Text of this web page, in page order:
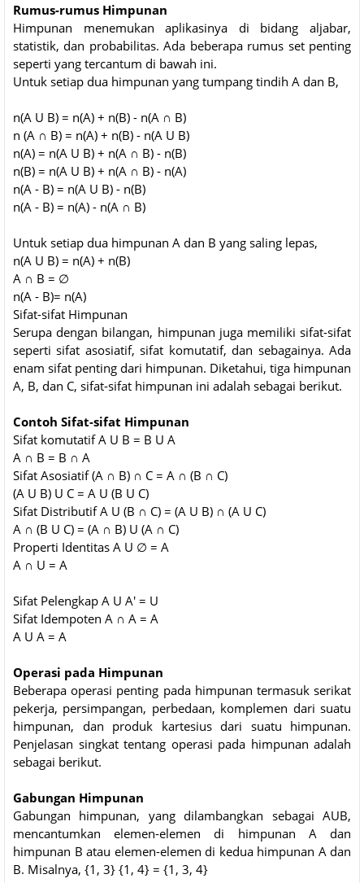
Rumus-rumus Himpunan
Himpunan menemukan aplikasinya di bidang aljabar,
statistik, dan probabilitas. Ada beberapa rumus set penting
seperti yang tercantum di bawah ini.
Untuk setiap dua himpunan yang tumpang tindih A dan B,
n(A U B) = n(A) + n(B) - n(A ∩ B)
n (A ∩ B) = n(A) + n(B) - n(A U B)
n(A) = n(A U B) + n(A ∩ B) - n(B)
n(B) = n(A U B) + n(A ∩ B) - n(A)
n(A - B) = n(A U B) - n(B)
n(A - B) = n(A) - n(A ∩ B)
Untuk setiap dua himpunan A dan B yang saling lepas,
n(A U B) = n(A) + n(B)
A ∩ B = ∅
n(A - B)= n(A)
Sifat-sifat Himpunan
Serupa dengan bilangan, himpunan juga memiliki sifat-sifat
seperti sifat asosiatif, sifat komutatif, dan sebagainya. Ada
enam sifat penting dari himpunan. Diketahui, tiga himpunan
A, B, dan C, sifat-sifat himpunan ini adalah sebagai berikut.
Contoh Sifat-sifat Himpunan
Sifat komutatif A U B = B U A
A ∩ B = B ∩ A
Sifat Asosiatif (A ∩ B) ∩ C = A ∩ (B ∩ C)
(A U B) U C = A U (B U C)
Sifat Distributif A U (B ∩ C) = (A U B) ∩ (A U C)
A ∩ (B U C) = (A ∩ B) U (A ∩ C)
Properti Identitas A U ∅ = A
A ∩ U = A
Sifat Pelengkap A U A' = U
Sifat Idempoten A ∩ A = A
A U A = A
Operasi pada Himpunan
Beberapa operasi penting pada himpunan termasuk serikat
pekerja, persimpangan, perbedaan, komplemen dari suatu
himpunan, dan produk kartesius dari suatu himpunan.
Penjelasan singkat tentang operasi pada himpunan adalah
sebagai berikut.
Gabungan Himpunan
Gabungan himpunan, yang dilambangkan sebagai AUB,
mencantumkan elemen-elemen di himpunan A dan
himpunan B atau elemen-elemen di kedua himpunan A dan
B. Misalnya, {1, 3} {1, 4} = {1, 3, 4}